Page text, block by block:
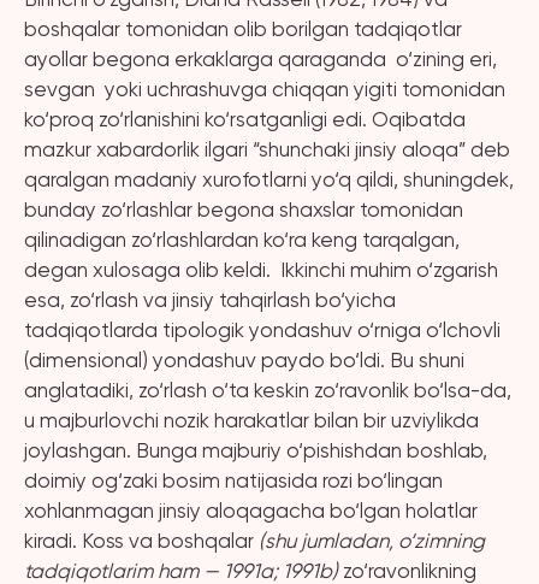
boshqalar tomonidan olib borilgan tadqiqotlar
ayollar begona erkaklarga qaraganda o‘zining eri,
sevgan yoki uchrashuvga chiqqan yigiti tomonidan
ko‘proq zo‘rlanishini ko‘rsatganligi edi. Oqibatda
mazkur xabardorlik ilgari “shunchaki jinsiy aloqa” deb
qaralgan madaniy xurofotlarni yo‘q qildi, shuningdek,
bunday zo‘rlashlar begona shaxslar tomonidan
qilinadigan zo‘rlashlardan ko‘ra keng tarqalgan,
degan xulosaga olib keldi. Ikkinchi muhim o‘zgarish
esa, zo‘rlash va jinsiy tahqirlash bo‘yicha
tadqiqotlarda tipologik yondashuv o‘rniga o‘lchovli
(dimensional) yondashuv paydo bo‘ldi. Bu shuni
anglatadiki, zo‘rlash o‘ta keskin zo‘ravonlik bo‘lsa-da,
u majburlovchi nozik harakatlar bilan bir uzviylikda
joylashgan. Bunga majburiy o‘pishishdan boshlab,
doimiy og‘zaki bosim natijasida rozi bo‘lingan
xohlanmagan jinsiy aloqagacha bo‘lgan holatlar
kiradi. Koss va boshqalar (shu jumladan, o‘zimning
tadqiqotlarim ham — 1991a; 1991b)zo‘ravonlikning